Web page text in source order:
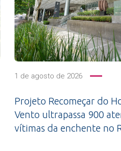
1 de agosto de 2026
Projeto Recomeçar do
Vento ultrapassa 900
vítimas da enchente no